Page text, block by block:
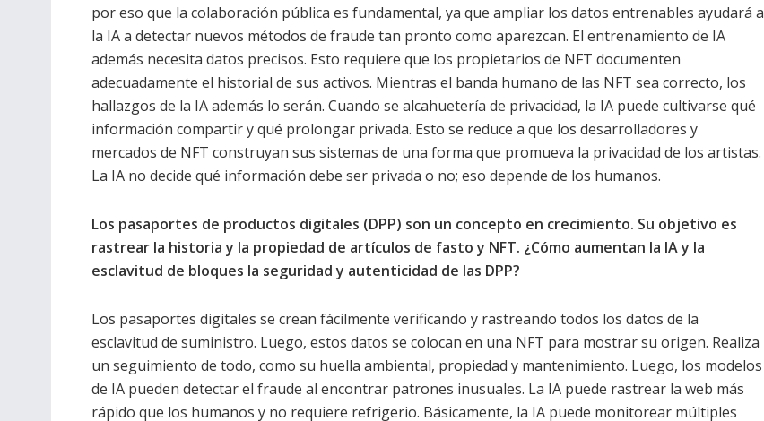
por eso que la colaboración pública es fundamental, ya que ampliar los datos entrenables ayudará a
la IA a detectar nuevos métodos de fraude tan pronto como aparezcan. El entrenamiento de IA
además necesita datos precisos. Esto requiere que los propietarios de NFT documenten
adecuadamente el historial de sus activos. Mientras el banda humano de las NFT sea correcto, los
hallazgos de la IA además lo serán. Cuando se alcahuetería de privacidad, la IA puede cultivarse qué
información compartir y qué prolongar privada. Esto se reduce a que los desarrolladores y
mercados de NFT construyan sus sistemas de una forma que promueva la privacidad de los artistas.
La IA no decide qué información debe ser privada o no; eso depende de los humanos.
Los pasaportes de productos digitales (DPP) son un concepto en crecimiento. Su objetivo es
rastrear la historia y la propiedad de artículos de fasto y NFT. ¿Cómo aumentan la IA y la
esclavitud de bloques la seguridad y autenticidad de las DPP?
Los pasaportes digitales se crean fácilmente verificando y rastreando todos los datos de la
esclavitud de suministro. Luego, estos datos se colocan en una NFT para mostrar su origen. Realiza
un seguimiento de todo, como su huella ambiental, propiedad y mantenimiento. Luego, los modelos
de IA pueden detectar el fraude al encontrar patrones inusuales. La IA puede rastrear la web más
rápido que los humanos y no requiere refrigerio. Básicamente, la IA puede monitorear múltiples